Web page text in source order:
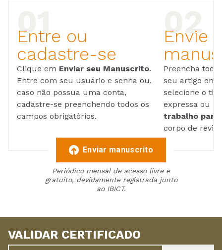
Entre ou
cadastre-se
Clique em Enviar seu Manuscrito.
Entre com seu usuário e senha ou,
caso não possua uma conta,
cadastre-se preenchendo todos os
campos obrigatórios.
Envie
Preencha
seu artigo em
selecione o
expressa ou
trabalho para
corpo de
Enviar manuscrito
Periódico mensal de acesso livre e
gratuito, devidamente registrada junto
ao IBICT.
VALIDAR CERTIFICADO